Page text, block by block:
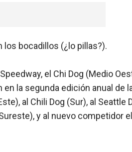
los bocadillos (¿lo pillas?).
el Chi Dog (Medio
la segunda edición anual de
al Chili Dog (Sur), al Seattle
y al nuevo competidor